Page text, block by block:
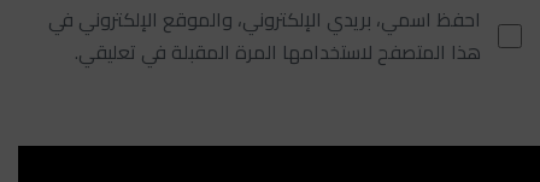
احفظ اسمي، بريدي الإلكتروني، والموقع الإلكتروني في
هذا المتصفح لاستخدامها المرة المقبلة في تعليقي.